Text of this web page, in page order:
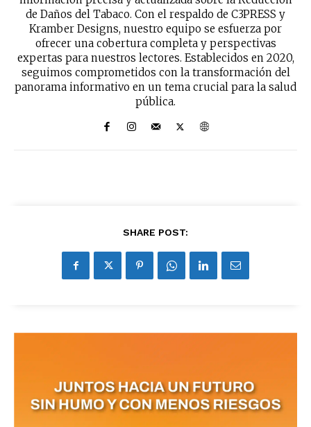
de Daños del Tabaco. Con el respaldo de C3PRESS y
Kramber Designs, nuestro equipo se esfuerza por
ofrecer una cobertura completa y perspectivas
expertas para nuestros lectores. Establecidos en 2020,
seguimos comprometidos con la transformación del
panorama informativo en un tema crucial para la salud
pública.
SHARE POST: